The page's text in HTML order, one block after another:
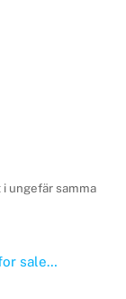
i ungefär samma
sale…